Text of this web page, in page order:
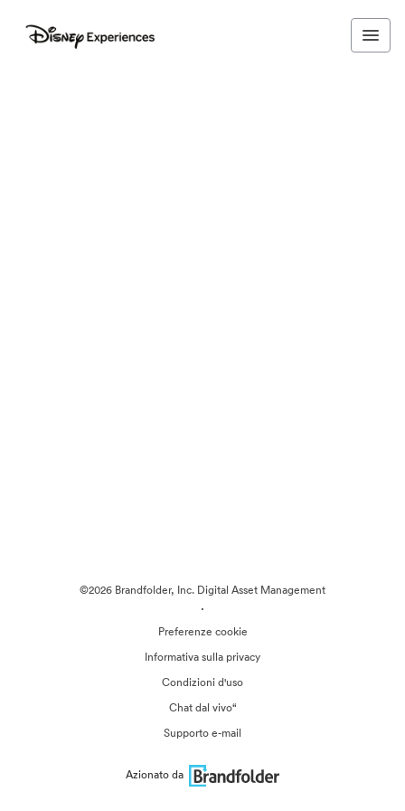
©2026 Brandfolder, Inc. Digital Asset Management
·
Preferenze cookie
Informativa sulla privacy
Condizioni d'uso
Chat dal vivo“
Supporto e-mail
Azionato da